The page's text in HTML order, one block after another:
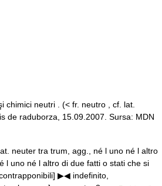
chimici neutri . (< fr. neutro , cf. lat.
de raduborza, 15.09.2007. Sursa: MDN
neuter tra trum, agg., né l uno né l altro
l uno né l altro di due fatti o stati che si
▶◀ indefinito,